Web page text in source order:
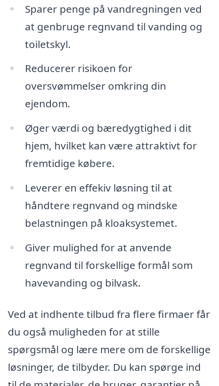
Sparer penge på vandregningen ved
at genbruge regnvand til vanding og
toiletskyl.
Reducerer risikoen for
oversvømmelser omkring din
ejendom.
Øger værdi og bæredygtighed i dit
hjem, hvilket kan være attraktivt for
fremtidige købere.
Leverer en effekiv løsning til at
håndtere regnvand og mindske
belastningen på kloaksystemet.
Giver mulighed for at anvende
regnvand til forskellige formål som
havevanding og bilvask.
Ved at indhente tilbud fra flere firmaer får
du også muligheden for at stille
spørgsmål og lære mere om de forskellige
løsninger, de tilbyder. Du kan spørge ind